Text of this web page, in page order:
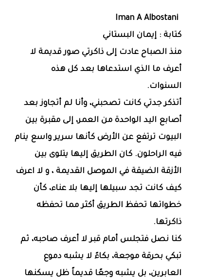
Iman A Albostani
كتابة : إيمان البستاني
منذ الصباح عادت إلى ذاكرتي صور قديمة لا
أعرف ما الذي استدعاها بعد كل هذه
السنوات.
أتذكر جدتي كانت تصحبني، وأنا لم أتجاوز بعد
أصابع اليد الواحدة من العمر، إلى مقبرة بين
البيوت ترتفع عن الأرض كأنها سرير واسع ينام
فيه الراحلون. كان الطريق إليها يتلوى بين
الأزقة الضيقة في الموصل القديمة ، و لا اعرف
كيف كانت تجد سبيلها إليها بلا عناء، كأن
خطواتها تحفظ الطريق أكثر مما تحفظه
ذاكرتها.
كنا نصل فتجلس أمام قبر لا أعرف صاحبه، ثم
تبكي بحرقة موجعة، بكاءً لا يشبه دموع
العابرين، بل يشبه وجعًا قديماً ظل يسكنها